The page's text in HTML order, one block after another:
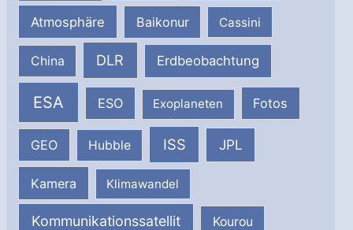
Atmosphäre Baikonur Cassini
China DLR Erdbeobachtung
ESA ESO Exoplaneten Fotos
GEO Hubble ISS JPL
Kamera Klimawandel
Kommunikationssatellit Kourou